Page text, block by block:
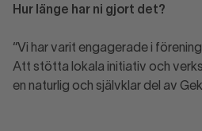
Hur länge har ni gjort det?
“Vi har varit engagerade i
Att stötta lokala initiativ och
en naturlig och självklar del av